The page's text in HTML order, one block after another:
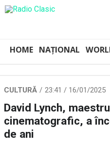
HOME NAȚIONAL
CULTURĂ 23:41 / 16/01/2025
David Lynch,
cinematografic, a
de ani